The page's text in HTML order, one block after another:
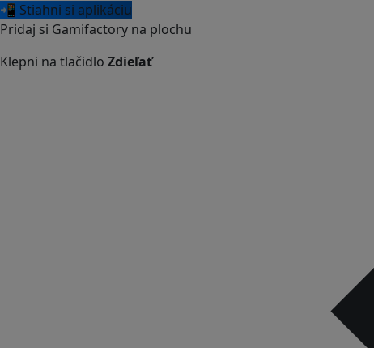
📲 Stiahni si aplikáciu
Pridaj si Gamifactory na plochu
Klepni na tlačidlo Zdieľať